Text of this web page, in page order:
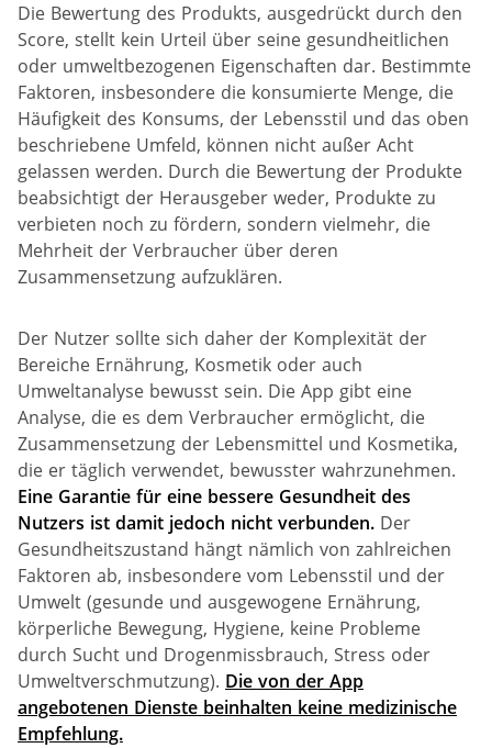
Die Bewertung des Produkts, ausgedrückt durch den
Score, stellt kein Urteil über seine gesundheitlichen
oder umweltbezogenen Eigenschaften dar. Bestimmte
Faktoren, insbesondere die konsumierte Menge, die
Häufigkeit des Konsums, der Lebensstil und das oben
beschriebene Umfeld, können nicht außer Acht
gelassen werden. Durch die Bewertung der Produkte
beabsichtigt der Herausgeber weder, Produkte zu
verbieten noch zu fördern, sondern vielmehr, die
Mehrheit der Verbraucher über deren
Zusammensetzung aufzuklären.
Der Nutzer sollte sich daher der Komplexität der
Bereiche Ernährung, Kosmetik oder auch
Umweltanalyse bewusst sein. Die App gibt eine
Analyse, die es dem Verbraucher ermöglicht, die
Zusammensetzung der Lebensmittel und Kosmetika,
die er täglich verwendet, bewusster wahrzunehmen.
Eine Garantie für eine bessere Gesundheit des
Nutzers ist damit jedoch nicht verbunden. Der
Gesundheitszustand hängt nämlich von zahlreichen
Faktoren ab, insbesondere vom Lebensstil und der
Umwelt (gesunde und ausgewogene Ernährung,
körperliche Bewegung, Hygiene, keine Probleme
durch Sucht und Drogenmissbrauch, Stress oder
Umweltverschmutzung). Die von der App
angebotenen Dienste beinhalten keine medizinische
Empfehlung.